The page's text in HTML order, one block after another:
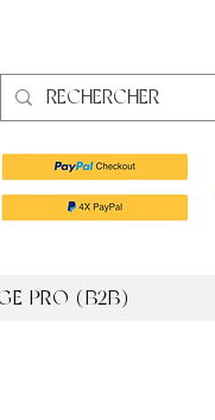
PRO (B2B)